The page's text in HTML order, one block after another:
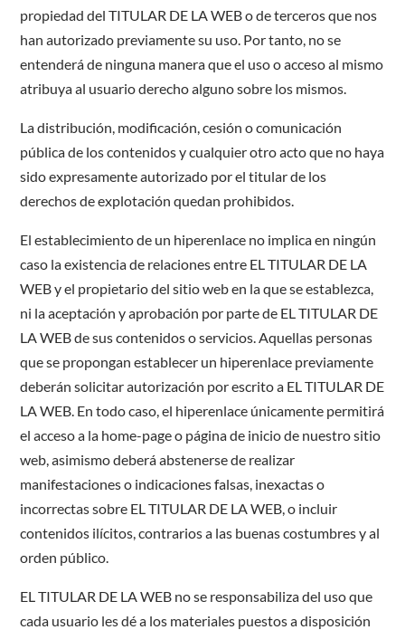
propiedad del TITULAR DE LA WEB o de terceros que nos
han autorizado previamente su uso. Por tanto, no se
entenderá de ninguna manera que el uso o acceso al mismo
atribuya al usuario derecho alguno sobre los mismos.
La distribución, modificación, cesión o comunicación
pública de los contenidos y cualquier otro acto que no haya
sido expresamente autorizado por el titular de los
derechos de explotación quedan prohibidos.
El establecimiento de un hiperenlace no implica en ningún
caso la existencia de relaciones entre EL TITULAR DE LA
WEB y el propietario del sitio web en la que se establezca,
ni la aceptación y aprobación por parte de EL TITULAR DE
LA WEB de sus contenidos o servicios. Aquellas personas
que se propongan establecer un hiperenlace previamente
deberán solicitar autorización por escrito a EL TITULAR DE
LA WEB. En todo caso, el hiperenlace únicamente permitirá
el acceso a la home-page o página de inicio de nuestro sitio
web, asimismo deberá abstenerse de realizar
manifestaciones o indicaciones falsas, inexactas o
incorrectas sobre EL TITULAR DE LA WEB, o incluir
contenidos ilícitos, contrarios a las buenas costumbres y al
orden público.
EL TITULAR DE LA WEB no se responsabiliza del uso que
cada usuario les dé a los materiales puestos a disposición